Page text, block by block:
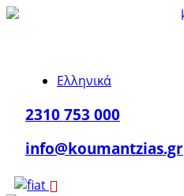
Ελληνικά
2310 753 000
info@koumantzias.gr